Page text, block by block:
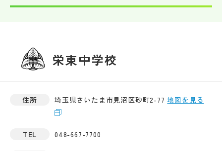
栄東中学校
住所 埼玉県さいたま市見沼区砂町2-77地図を見る
TEL 048-667-7700